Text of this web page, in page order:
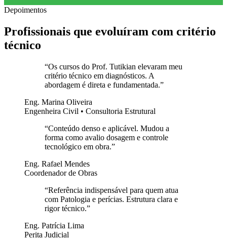
Depoimentos
Profissionais que evoluíram com critério
técnico
“Os cursos do Prof. Tutikian elevaram meu
critério técnico em diagnósticos. A
abordagem é direta e fundamentada.”
Eng. Marina Oliveira
Engenheira Civil • Consultoria Estrutural
“Conteúdo denso e aplicável. Mudou a
forma como avalio dosagem e controle
tecnológico em obra.”
Eng. Rafael Mendes
Coordenador de Obras
“Referência indispensável para quem atua
com Patologia e perícias. Estrutura clara e
rigor técnico.”
Eng. Patrícia Lima
Perita Judicial